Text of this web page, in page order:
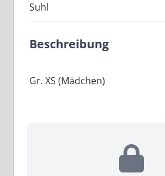
Suhl
Beschreibung
Gr. XS (Mädchen)